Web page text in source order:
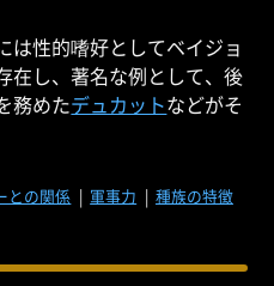
は性的嗜好としてベイジョ
在し、著名な例として、後
務めたデュカットなどがそ
との関係 | 軍事力 | 種族の特徴